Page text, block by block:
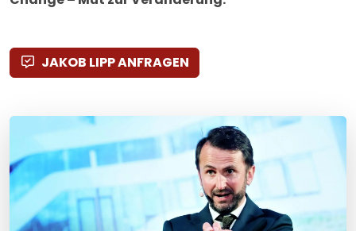
JAKOB LIPP ANFRAGEN